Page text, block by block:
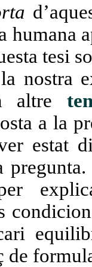
humana
tesi
nostra
altre
a la
estat
de